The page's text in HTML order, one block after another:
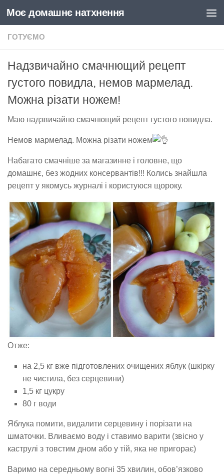
Skip to content
Моє домашнє натхнення
ГОТУЄМО
Надзвичайно смачнющий рецепт
густого повидла, немов мармелад.
Можна різати ножем!
Маю надзвичайно смачнющий рецепт густого повидла.
Немов мармелад. Можна різати ножем
Набагато смачніше за магазинне і головне, що
домашнє, без жодних консервантів!!! Колись знайшла
рецепт у якомусь журналі і користуюся щороку.
Отже:
на 2,5 кг вже підготовлених очищених яблук (шкірку
не чистила, без серцевини)
1,5 кг цукру
80 г води
Яблука помити, видалити серцевину і порізати на
шматочки. Вливаємо воду і ставимо варити (звісно у
каструлі з товстим дном або у тій, яка не пригорає)
Варимо на середньому вогні 35 хвилин, обов’язково